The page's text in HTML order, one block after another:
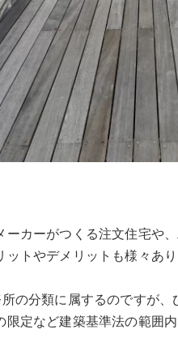
ーカーがつくる注文住宅や
ットやデメリットも様々あ
の分類に属するのですが
限定など建築基準法の範囲